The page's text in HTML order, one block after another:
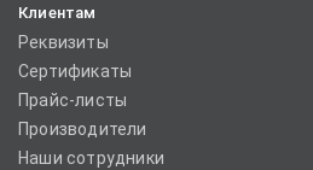
Клиентам
Реквизиты
Сертификаты
Прайс-листы
Производители
Наши сотрудники